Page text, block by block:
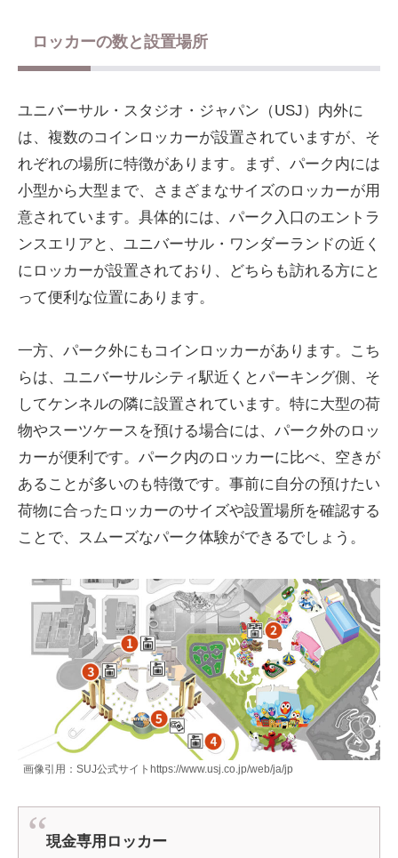
ロッカーの数と設置場所
ユニバーサル・スタジオ・ジャパン（USJ）内外に
は、複数のコインロッカーが設置されていますが、そ
れぞれの場所に特徴があります。まず、パーク内には
小型から大型まで、さまざまなサイズのロッカーが用
意されています。具体的には、パーク入口のエントラ
ンスエリアと、ユニバーサル・ワンダーランドの近く
にロッカーが設置されており、どちらも訪れる方にと
って便利な位置にあります。
一方、パーク外にもコインロッカーがあります。こち
らは、ユニバーサルシティ駅近くとパーキング側、そ
してケンネルの隣に設置されています。特に大型の荷
物やスーツケースを預ける場合には、パーク外のロッ
カーが便利です。パーク内のロッカーに比べ、空きが
あることが多いのも特徴です。事前に自分の預けたい
荷物に合ったロッカーのサイズや設置場所を確認する
ことで、スムーズなパーク体験ができるでしょう。
画像引用：SUJ公式サイトhttps://www.usj.co.jp/web/ja/jp
現金専用ロッカー